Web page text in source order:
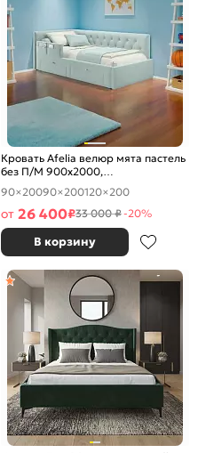
Кровать Afelia велюр мята пастель
без П/М 900x2000,
ортопедическое основание,
изголовье мягкое
90×20090×200120×200
от 26 400₽33 000 ₽-20%
В корзину